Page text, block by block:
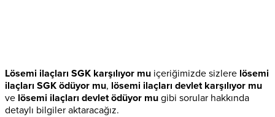
Lösemi ilaçları SGK karşılıyor mu içeriğimizde sizlere lösemi
ilaçları SGK ödüyor mu, lösemi ilaçları devlet karşılıyor mu
ve lösemi ilaçları devlet ödüyor mu gibi sorular hakkında
detaylı bilgiler aktaracağız.